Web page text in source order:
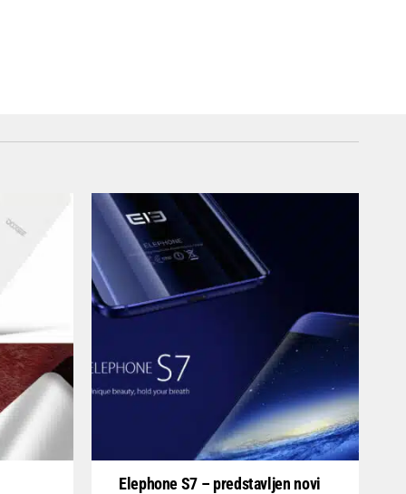
Elephone S7 – predstavljen novi